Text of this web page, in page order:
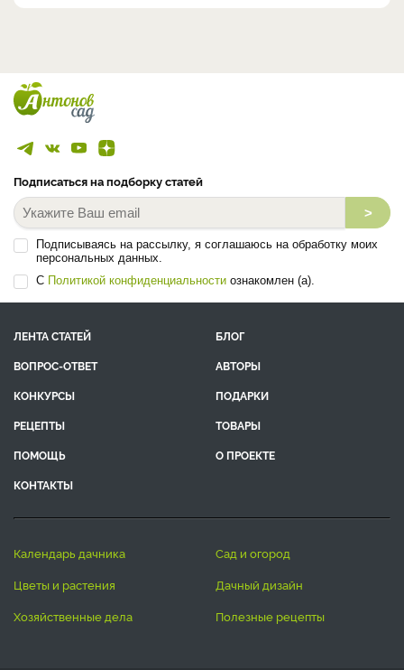
Подписаться на подборку статей
>
Подписываясь на рассылку, я соглашаюсь на обработку моих
персональных данных.
С Политикой конфиденциальности ознакомлен (а).
ЛЕНТА СТАТЕЙ
БЛОГ
ВОПРОС-ОТВЕТ
АВТОРЫ
КОНКУРСЫ
ПОДАРКИ
РЕЦЕПТЫ
ТОВАРЫ
ПОМОЩЬ
О ПРОЕКТЕ
КОНТАКТЫ
календарь дачника
сад и огород
цветы и растения
дачный дизайн
хозяйственные дела
полезные рецепты